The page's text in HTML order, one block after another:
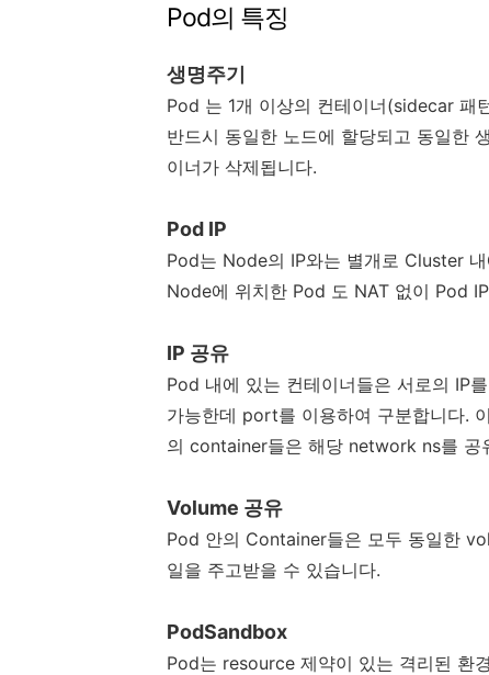
Pod의 특징
생명주기
Pod 는 1개 이상의 컨테이너(sidecar 패
반드시 동일한 노드에 할당되고 동일한
이너가 삭제됩니다.
Pod IP
Pod는 Node의 IP와는 별개로 Cluster
Node에 위치한 Pod 도 NAT 없이 Pod
IP 공유
Pod 내에 있는 컨테이너들은 서로의 IP
가능한데 port를 이용하여 구분합니다.
의 container들은 해당 network ns를 공
Volume 공유
Pod 안의 Container들은 모두 동일한
일을 주고받을 수 있습니다.
PodSandbox
Pod는 resource 제약이 있는 격리된 환